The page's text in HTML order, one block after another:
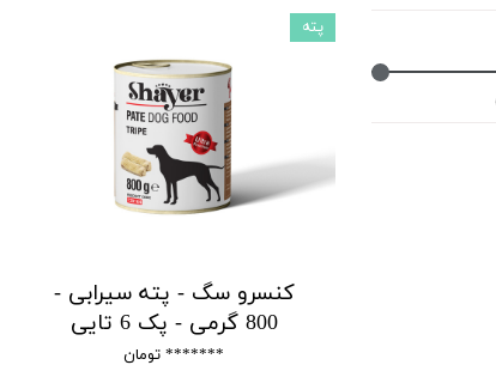
کنسرو سگ - پته سیرابی -
800 گرمی - پک 6 تایی
******* تومان
پته